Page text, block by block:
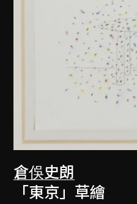
倉俁史朗
「東京」草繪